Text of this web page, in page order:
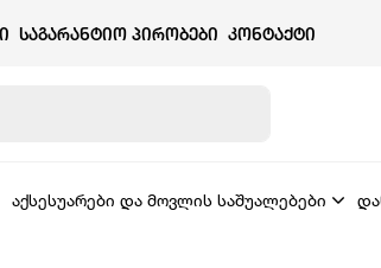
ᲡᲐᲒᲐᲠᲐᲜᲢᲘᲝ ᲞᲘᲠᲝᲑᲔᲑᲘ ᲙᲝᲜᲢᲐᲥᲢᲘ
აქსესუარები და მოვლის საშუალებები